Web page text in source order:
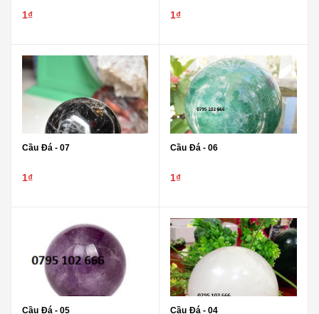
1₫ 1₫
Cầu Đá - 07
1₫
Cầu Đá - 06
1₫
Cầu Đá - 05 Cầu Đá - 04